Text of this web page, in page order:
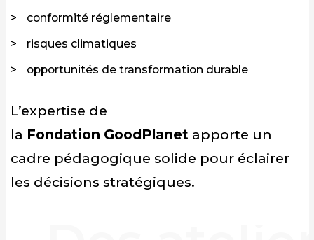
conformité réglementaire
risques climatiques
opportunités de transformation durable
L’expertise de
la Fondation GoodPlanet apporte un
cadre pédagogique solide pour éclairer
les décisions stratégiques.